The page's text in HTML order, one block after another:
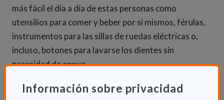
Información sobre privacidad
más fácil el día a día de estas personas como
utensilios para comer y beber por sí mismos, férulas,
instrumentos para las sillas de ruedas eléctricas o,
incluso, botones para lavarse los dientes sin
necesidad de apoyo.
Categoría de Comunicación